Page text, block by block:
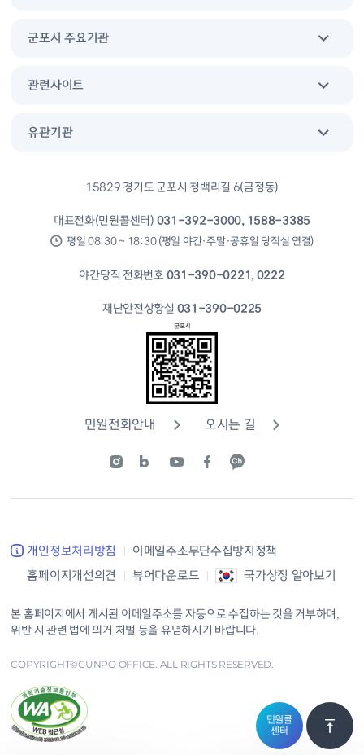
군포시 주요기관
관련사이트
유관기관
15829 경기도 군포시 청백리길 6(금정동)
대표전화(민원콜센터) 031-392-3000, 1588-3385
평일 08:30 ~ 18:30 (평일 야간·주말·공휴일 당직실 연결)
야간당직 전화번호031-390-0221, 0222
재난안전상황실 031-390-0225
민원전화안내 오시는 길
개인정보처리방침
이메일주소무단수집방지정책
홈페이지개선의견
뷰어다운로드 국가상징 알아보기
본 홈페이지에서 게시된 이메일주소를 자동으로 수집하는 것을 거부하며,
위반 시 관련 법에 의거 처벌 등을 유념하시기 바랍니다.
COPYRIGHT©GUNPO OFFICE. ALL RIGHTS RESERVED.
민원콜
센터